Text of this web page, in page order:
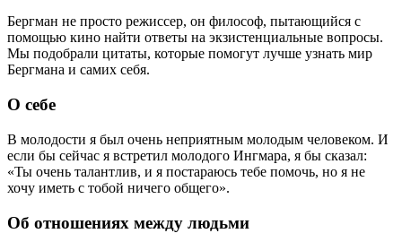
Бергман не просто режиссер, он философ, пытающийся с
помощью кино найти ответы на экзистенциальные вопросы.
Мы подобрали цитаты, которые помогут лучше узнать мир
Бергмана и самих себя.
О себе
В молодости я был очень неприятным молодым человеком. И
если бы сейчас я встретил молодого Ингмара, я бы сказал:
«Ты очень талантлив, и я постараюсь тебе помочь, но я не
хочу иметь с тобой ничего общего».
Об отношениях между людьми